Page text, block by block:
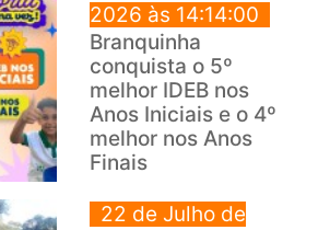
2026 às 14:14:00
Branquinha
conquista o 5º
melhor IDEB nos
Anos Iniciais e o 4º
melhor nos Anos
Finais
22 de Julho de